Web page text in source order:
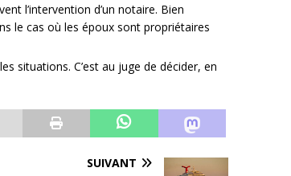
l’intervention d’un notaire. Bien
le cas où les époux sont propriétaires
situations. C’est au juge de décider, en
SUIVANT